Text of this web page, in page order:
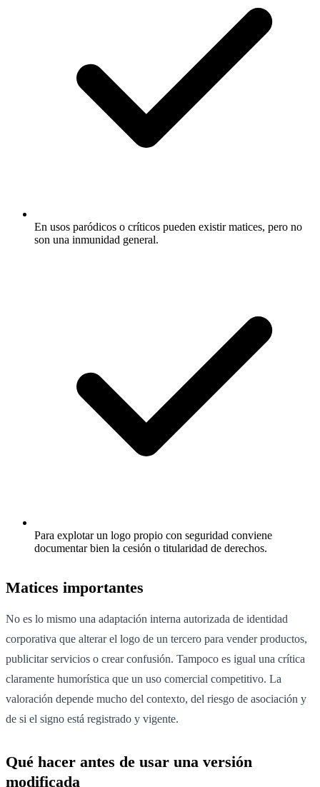
En usos paródicos o críticos pueden existir matices, pero no
son una inmunidad general.
Para explotar un logo propio con seguridad conviene
documentar bien la cesión o titularidad de derechos.
Matices importantes
No es lo mismo una adaptación interna autorizada de identidad
corporativa que alterar el logo de un tercero para vender productos,
publicitar servicios o crear confusión. Tampoco es igual una crítica
claramente humorística que un uso comercial competitivo. La
valoración depende mucho del contexto, del riesgo de asociación y
de si el signo está registrado y vigente.
Qué hacer antes de usar una versión
modificada